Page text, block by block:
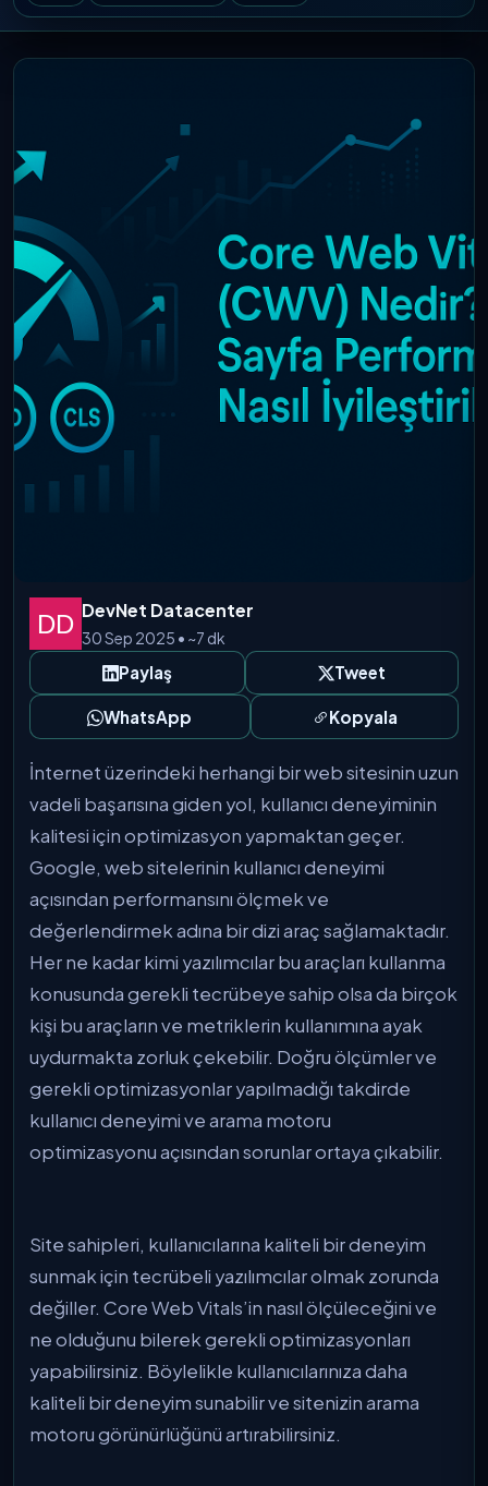
DevNet Datacenter
30 Sep 2025 • ~7 dk
Paylaş Tweet
WhatsApp Kopyala
İnternet üzerindeki herhangi bir web sitesinin uzun
vadeli başarısına giden yol, kullanıcı deneyiminin
kalitesi için optimizasyon yapmaktan geçer.
Google, web sitelerinin kullanıcı deneyimi
açısından performansını ölçmek ve
değerlendirmek adına bir dizi araç sağlamaktadır.
Her ne kadar kimi yazılımcılar bu araçları kullanma
konusunda gerekli tecrübeye sahip olsa da birçok
kişi bu araçların ve metriklerin kullanımına ayak
uydurmakta zorluk çekebilir. Doğru ölçümler ve
gerekli optimizasyonlar yapılmadığı takdirde
kullanıcı deneyimi ve arama motoru
optimizasyonu açısından sorunlar ortaya çıkabilir.
Site sahipleri, kullanıcılarına kaliteli bir deneyim
sunmak için tecrübeli yazılımcılar olmak zorunda
değiller. Core Web Vitals’in nasıl ölçüleceğini ve
ne olduğunu bilerek gerekli optimizasyonları
yapabilirsiniz. Böylelikle kullanıcılarınıza daha
kaliteli bir deneyim sunabilir ve sitenizin arama
motoru görünürlüğünü artırabilirsiniz.